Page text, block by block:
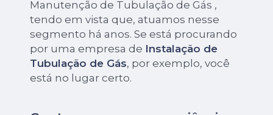
Manutenção de Tubulação de Gás ,
tendo em vista que, atuamos nesse
segmento há anos. Se está procurando
por uma empresa de Instalação de
Tubulação de Gás, por exemplo, você
está no lugar certo.